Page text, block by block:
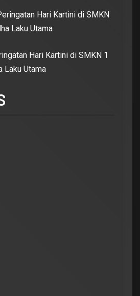
Hari Kartini di SMKN
Laku Utama
Hari Kartini di SMKN 1
Laku Utama